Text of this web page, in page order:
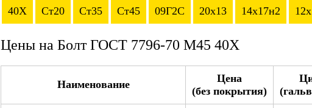
40Х Ст20 Ст35 Ст45 09Г2С 20х13 14х17н2
Цены на Болт ГОСТ 7796-70 М45 40Х
Наименование
Цена
(без покрытия)